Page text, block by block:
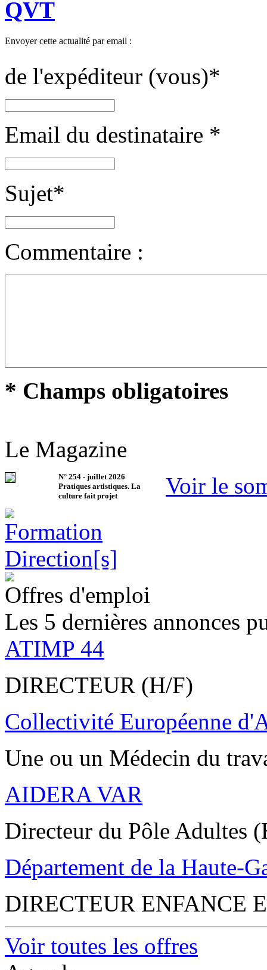
QVT
Envoyer cette actualité par email :
de l'expéditeur (vous)*
Email du destinataire *
Sujet*
Commentaire :
* Champs obligatoires
Le Magazine
N° 254 - juillet 2026
Pratiques artistiques. La
culture fait projet
Voir le
Offres d'emploi
Les 5 dernières annonces
ATIMP 44
DIRECTEUR (H/F)
Collectivité Européenne
Une ou un Médecin du
AIDERA VAR
Directeur du Pôle Adultes
Département de la Haute-
DIRECTEUR ENFANCE
Voir toutes les offres